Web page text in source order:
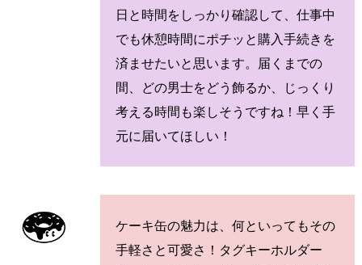
日と時間をしっかり確認して、仕事中
でも休憩時間にポチッと購入手続きを
済ませたいと思います。届くまでの
間、どの男士をどう飾るか、じっくり
考える時間も楽しそうですね！早く手
元に届いてほしい！
ケーキ缶の魅力は、何といってもその
手軽さと可愛さ！タグキーホルダー